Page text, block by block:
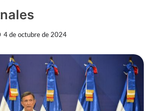
4 de octubre de 2024